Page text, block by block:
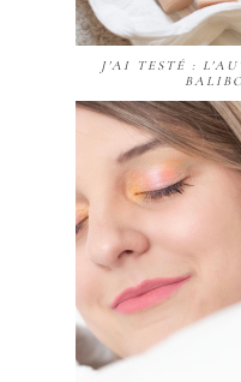
J'AI TESTÉ :